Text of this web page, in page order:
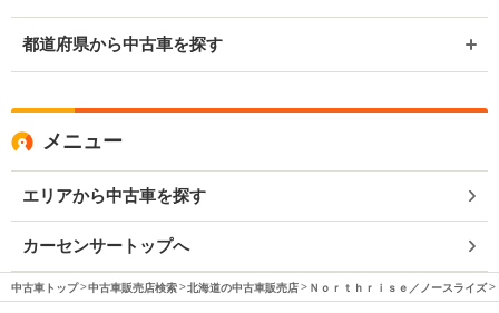
都道府県から中古車を探す
メニュー
エリアから中古車を探す
カーセンサートップへ
中古車トップ 中古車販売店検索 北海道の中古車販売店 Ｎｏｒｔｈｒｉｓｅ／ノースライズ